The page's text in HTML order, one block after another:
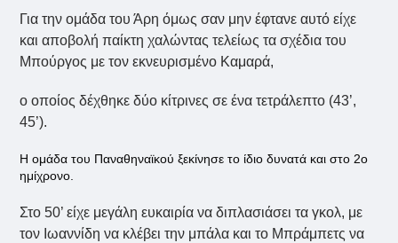
Για την ομάδα του Άρη όμως σαν μην έφτανε αυτό είχε
και αποβολή παίκτη χαλώντας τελείως τα σχέδια του
Μπούργος με τον εκνευρισμένο Καμαρά,
ο οποίος δέχθηκε δύο κίτρινες σε ένα τετράλεπτο (43’,
45’).
Η ομάδα του Παναθηναϊκού ξεκίνησε το ίδιο δυνατά και στο 2ο
ημίχρονο.
Στο 50’ είχε μεγάλη ευκαιρία να διπλασιάσει τα γκολ, με
τον Ιωαννίδη να κλέβει την μπάλα και το Μπράμπετς να